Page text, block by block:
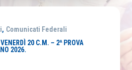
, Comunicati Federali
20 C.M. – 2^ PROVA
2026.